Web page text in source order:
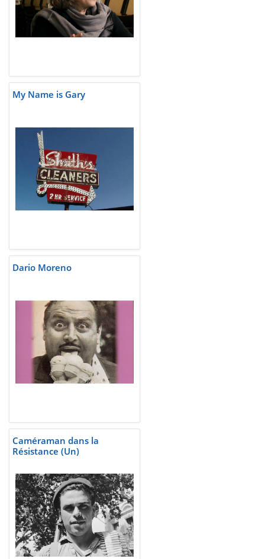
My Name is Gary
Dario Moreno
Caméraman dans la
Résistance (Un)